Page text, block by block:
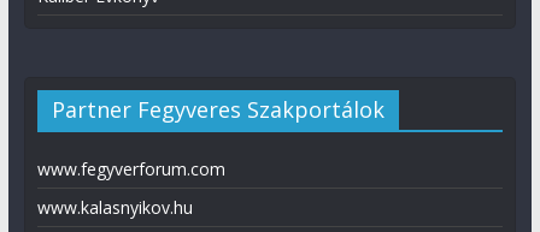
Partner Fegyveres Szakportálok
www.fegyverforum.com
www.kalasnyikov.hu